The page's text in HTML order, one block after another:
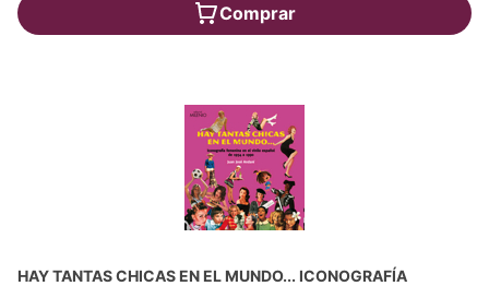
Comprar
HAY TANTAS CHICAS EN EL MUNDO... ICONOGRAFÍA